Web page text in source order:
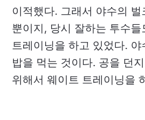
이적했다. 그래서 야수의 벌
뿐이지, 당시 잘하는 투수들
트레이닝을 하고 있었다.
밥을 먹는 것이다. 공을 던
위해서 웨이트 트레이닝을